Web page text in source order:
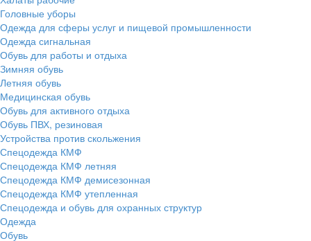
Головные уборы
Одежда для сферы услуг и пищевой промышленности
Одежда сигнальная
Обувь для работы и отдыха
Зимняя обувь
Летняя обувь
Медицинская обувь
Обувь для активного отдыха
Обувь ПВХ, резиновая
Устройства против скольжения
Спецодежда КМФ
Спецодежда КМФ летняя
Спецодежда КМФ демисезонная
Спецодежда КМФ утепленная
Спецодежда и обувь для охранных структур
Одежда
Обувь